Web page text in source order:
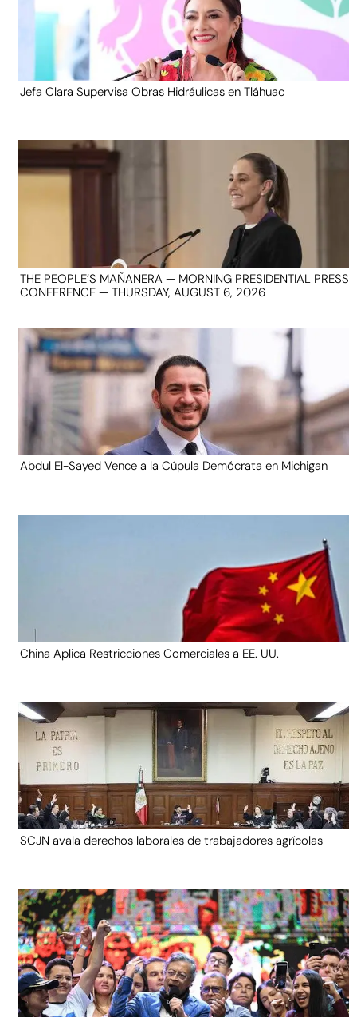
Jefa Clara Supervisa Obras Hidráulicas en Tláhuac
THE PEOPLE’S MAÑANERA — MORNING PRESIDENTIAL PRESS
CONFERENCE — THURSDAY, AUGUST 6, 2026
Abdul El-Sayed Vence a la Cúpula Demócrata en Michigan
China Aplica Restricciones Comerciales a EE. UU.
SCJN avala derechos laborales de trabajadores agrícolas